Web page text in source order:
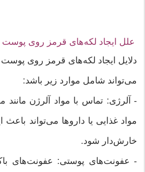
علل ایجاد لکه‌های قرمز روی پوست
دلایل ایجاد لکه‌های قرمز روی
می‌تواند شامل موارد زیر باشد:
- آلرژی: تماس با مواد آلرژن مانند
مواد غذایی یا داروها می‌تواند باعث
خارش‌دار شود.
- عفونت‌های پوستی: عفونت‌های